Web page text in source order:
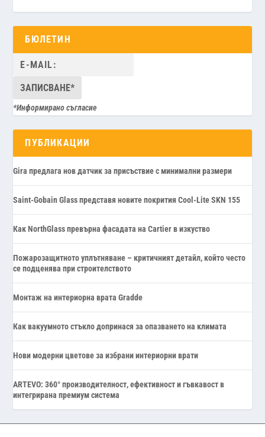
БЮЛЕТИН
*Информирано съгласие
ПУБЛИКАЦИИ
Gira предлага нов датчик за присъствие с минимални размери
Saint-Gobain Glass представя новите покрития Cool-Lite SKN 155
Как NorthGlass превърна фасадата на Cartier в изкуство
Пожарозащитното уплътняване – критичният детайл, който често
се подценява при строителството
Монтаж на интериорна врата Gradde
Как вакуумното стъкло допринася за опазването на климата
Нови модерни цветове за избрани интериорни врати
ARTEVO: 360° производителност, ефективност и гъвкавост в
интегрирана премиум система